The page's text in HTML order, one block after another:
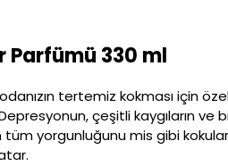
Parfümü 330 ml
tertemiz kokması için
çeşitli kaygıların
yorgunluğunu mis gibi